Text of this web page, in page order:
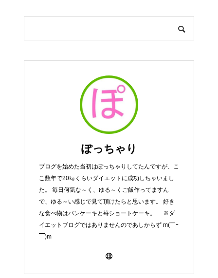
ぽっちゃり
ブログを始めた当初はぽっちゃりしてたんですが、こ
こ数年で20㎏くらいダイエットに成功しちゃいまし
た。 毎日何気な～く、ゆる～くご飯作ってますん
で、ゆる～い感じで見て頂けたらと思います。 好き
な食べ物はパンケーキと苺ショートケーキ。 ※ダ
イエットブログではありませんのであしからず m(￣ｰ
￣)m